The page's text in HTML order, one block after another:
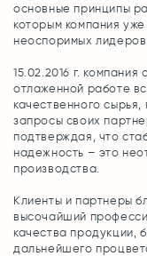
основные принципы
которым компания
неоспоримых
15.02.2016 г.
отлаженной работе
качественного
запросы своих
подтверждая, что
надежность – это
производства.
Клиенты и партнеры
высочайший
качества продукции,
дальнейшего